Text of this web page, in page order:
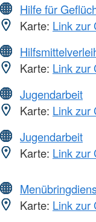
Hilfe für
Karte: Link zur
Karte: Link zur
Jugendarbeit
Karte: Link zur
Jugendarbeit
Karte: Link zur
Karte: Link zur